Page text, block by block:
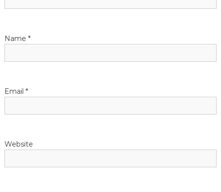
t
iName *
Email *
Website